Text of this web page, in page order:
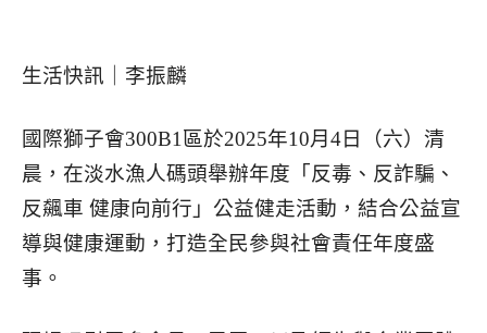
生活快訊｜李振麟
國際獅子會300B1區於2025年10月4日（六）清
晨，在淡水漁人碼頭舉辦年度「反毒、反詐騙、
反飆車 健康向前行」公益健走活動，結合公益宣
導與健康運動，打造全民參與社會責任年度盛
事。